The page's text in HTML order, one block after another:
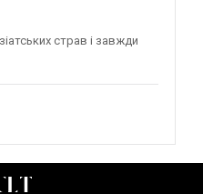
страв і завжди